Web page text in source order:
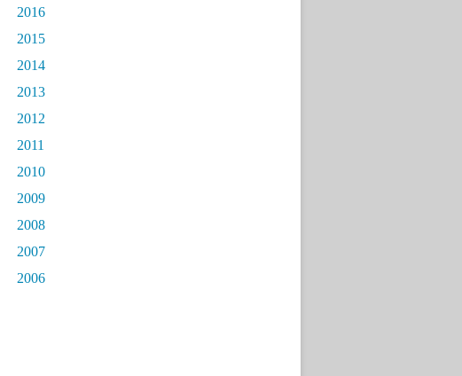
2016
2015
2014
2013
2012
2011
2010
2009
2008
2007
2006